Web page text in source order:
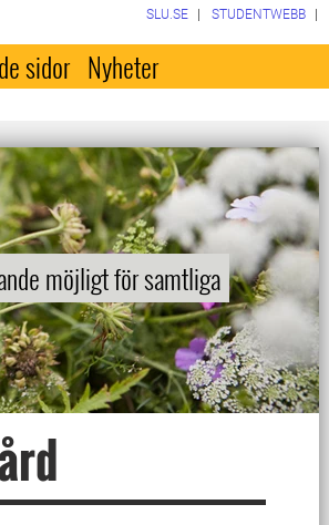
SLU.SE STUDENTWEBB
sidor Nyheter
möjligt för samtliga